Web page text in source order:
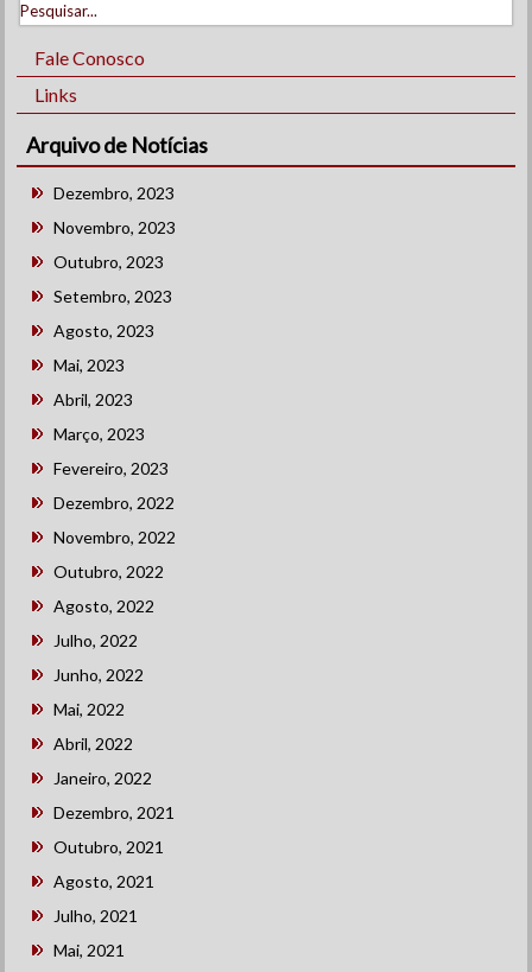
Fale Conosco
Links
Arquivo de Notícias
Dezembro, 2023
Novembro, 2023
Outubro, 2023
Setembro, 2023
Agosto, 2023
Mai, 2023
Abril, 2023
Março, 2023
Fevereiro, 2023
Dezembro, 2022
Novembro, 2022
Outubro, 2022
Agosto, 2022
Julho, 2022
Junho, 2022
Mai, 2022
Abril, 2022
Janeiro, 2022
Dezembro, 2021
Outubro, 2021
Agosto, 2021
Julho, 2021
Mai, 2021